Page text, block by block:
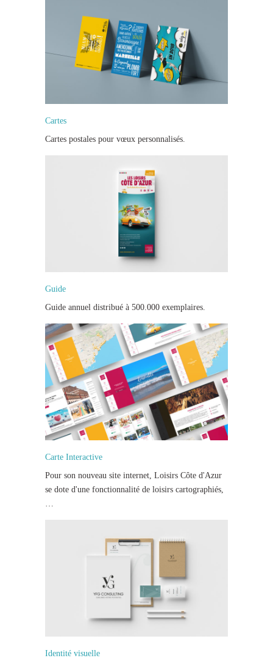
Cartes
Cartes postales pour vœux personnalisés.
Guide
Guide annuel distribué à 500.000 exemplaires.
Carte Interactive
Pour son nouveau site internet, Loisirs Côte d'Azur
se dote d'une fonctionnalité de loisirs cartographiés,
Identité visuelle